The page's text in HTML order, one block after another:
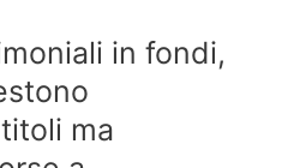
in fondi,
ma